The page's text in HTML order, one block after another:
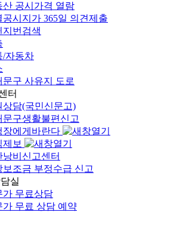
산 공시가격 열람
공시지가 365일 의견제출
지번검색
/자동차
문구 사유지 도로
터
상담(국민신문고)
문구생활불편신고
장에게바란다
제보
낭비신고센터
보조금 부정수급 신고
실
가 무료상담
가 무료 상담 예약